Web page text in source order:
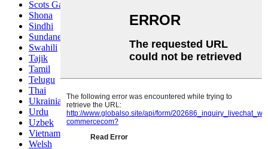
Scots Gaelic
Shona
Sindhi
Sundanese
Swahili
Tajik
Tamil
Telugu
Thai
Ukrainian
Urdu
Uzbek
Vietnamese
Welsh